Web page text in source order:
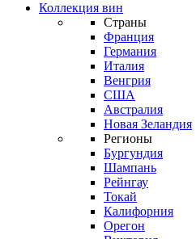
Коллекция вин
Страны
Франция
Германия
Италия
Венгрия
США
Австралия
Новая Зеландия
Регионы
Бургундия
Шампань
Рейнгау
Токай
Калифорния
Орегон